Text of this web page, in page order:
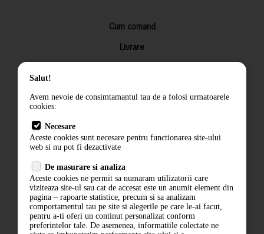
Cum comand
Livrare
Returnarea produselor
Termeni si conditii
Politica de confidentialitate
ANPC
Salut!
Avem nevoie de consimtamantul tau de a folosi urmatoarele
cookies:
Necesare
Aceste cookies sunt necesare pentru functionarea site-ului
web si nu pot fi dezactivate
De masurare si analiza
Aceste cookies ne permit sa numaram utilizatorii care
viziteaza site-ul sau cat de accesat este un anumit element din
pagina – rapoarte statistice, precum si sa analizam
comportamentul tau pe site si alegerile pe care le-ai facut,
pentru a-ti oferi un continut personalizat conform
preferintelor tale. De asemenea, informatiile colectate ne